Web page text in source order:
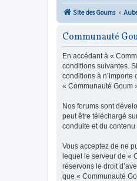
Site des Goums
Communauté
En accédant à «
conditions suivantes.
conditions à
« Communauté Goum
Nos forums sont
peut être téléchargé
conduite et du
Vous acceptez de ne
lequel le serveur de «
réservons le droit
que « Communauté